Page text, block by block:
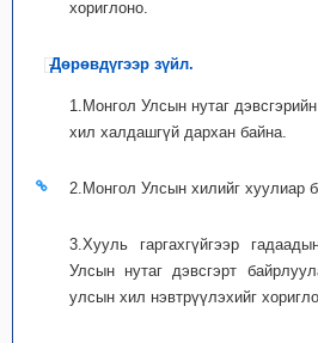
хориглоно.
Дөрөвдүгээр зүйл.
1.Монгол Улсын нутаг
хил халдашгүй дархан байна.
2.Монгол Улсын хилийг хуулиар
3.Хууль гаргахгүйгээр
Улсын нутаг дэвсгэрт
улсын хил нэвтрүүлэхийг